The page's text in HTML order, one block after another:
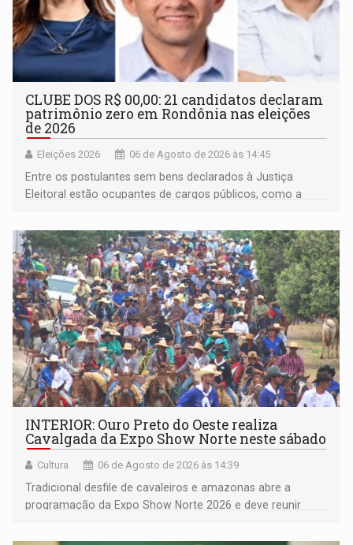
CLUBE DOS R$ 00,00: 21 candidatos declaram
patrimônio zero em Rondônia nas eleições
de 2026
Eleições 2026 06 de Agosto de 2026 às 14:45
Entre os postulantes sem bens declarados à Justiça
Eleitoral estão ocupantes de cargos públicos, como a
Pedro Geovar (PP) e a vice-prefeita Magna dos Anjos
(NOVO)
INTERIOR: Ouro Preto do Oeste realiza
Cavalgada da Expo Show Norte neste sábado
Cultura 06 de Agosto de 2026 às 14:39
Tradicional desfile de cavaleiros e amazonas abre a
programação da Expo Show Norte 2026 e deve reunir